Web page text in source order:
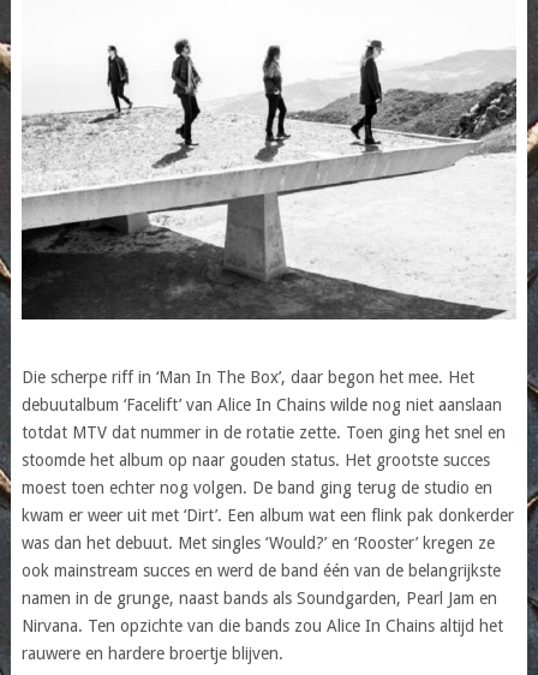
Die scherpe riff in ‘Man In The Box’, daar begon het mee. Het
debuutalbum ‘Facelift’ van Alice In Chains wilde nog niet aanslaan
totdat MTV dat nummer in de rotatie zette. Toen ging het snel en
stoomde het album op naar gouden status. Het grootste succes
moest toen echter nog volgen. De band ging terug de studio en
kwam er weer uit met ‘Dirt’. Een album wat een flink pak donkerder
was dan het debuut. Met singles ‘Would?’ en ‘Rooster’ kregen ze
ook mainstream succes en werd de band één van de belangrijkste
namen in de grunge, naast bands als Soundgarden, Pearl Jam en
Nirvana. Ten opzichte van die bands zou Alice In Chains altijd het
rauwere en hardere broertje blijven.